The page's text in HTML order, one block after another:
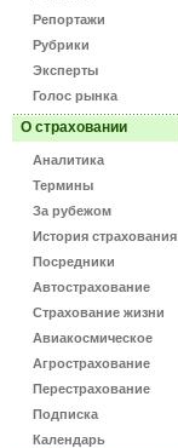
Репортажи
Рубрики
Эксперты
Голос рынка
О страховании
Аналитика
Термины
За рубежом
История страхования
Посредники
Автострахование
Страхование жизни
Авиакосмическое
Агрострахование
Перестрахование
Подписка
Календарь